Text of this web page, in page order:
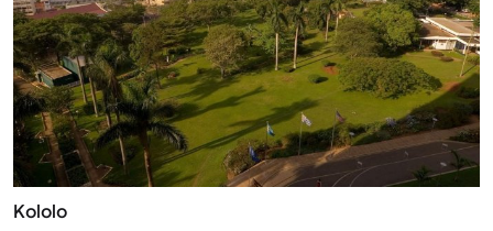
Kololo